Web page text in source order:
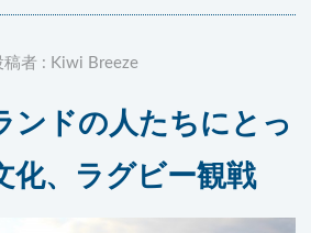
者 : Kiwi Breeze
ンドの人たちにとっ
化、ラグビー観戦